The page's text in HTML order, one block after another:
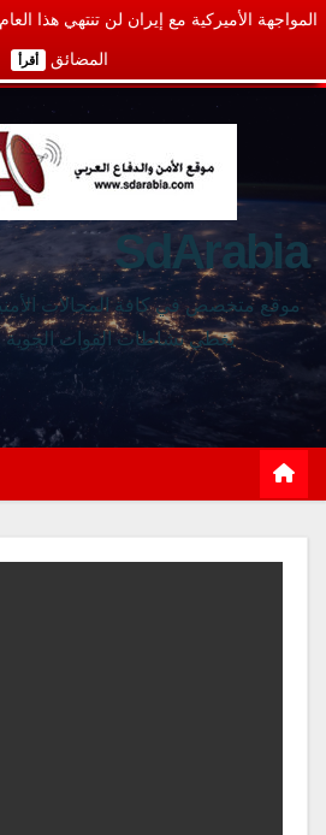
المواجهة الأميركية مع إيران لن تنتهي هذا
المضائق أقرأ
SdArabia
موقع متخصص في كافة المجالات
يغطي نشاطات القوات الجوية